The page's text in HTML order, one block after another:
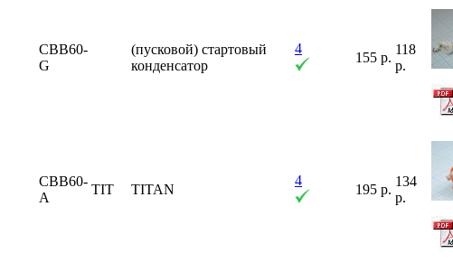
CBB60-
G
(пусковой) стартовый
конденсатор
4
155 р.
118
р.
CBB60-
A
TIT TITAN
4
195 р.
134
р.